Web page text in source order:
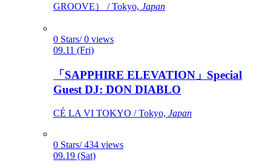
GROOVE） / Tokyo, Japan
0 Stars/ 0 views
09.11 (Fri)
「SAPPHIRE ELEVATION」Special
Guest DJ: DON DIABLO
CÉ LA VI TOKYO / Tokyo, Japan
0 Stars/ 434 views
09.19 (Sat)